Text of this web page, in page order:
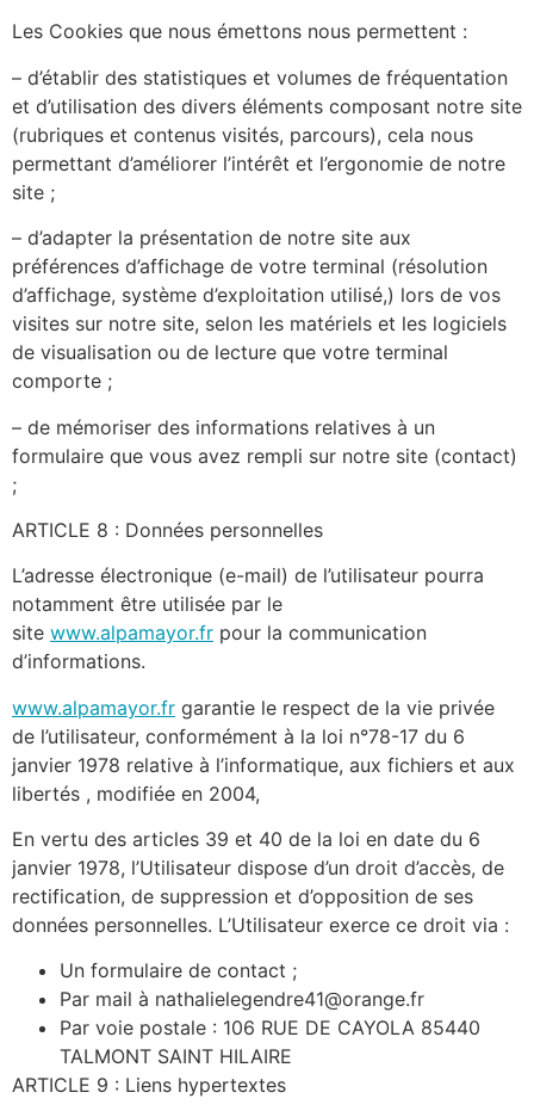
Les Cookies que nous émettons nous permettent :
– d’établir des statistiques et volumes de fréquentation
et d’utilisation des divers éléments composant notre site
(rubriques et contenus visités, parcours), cela nous
permettant d’améliorer l’intérêt et l’ergonomie de notre
site ;
– d’adapter la présentation de notre site aux
préférences d’affichage de votre terminal (résolution
d’affichage, système d’exploitation utilisé,) lors de vos
visites sur notre site, selon les matériels et les logiciels
de visualisation ou de lecture que votre terminal
comporte ;
– de mémoriser des informations relatives à un
formulaire que vous avez rempli sur notre site (contact)
;
ARTICLE 8 : Données personnelles
L’adresse électronique (e-mail) de l’utilisateur pourra
notamment être utilisée par le
site www.alpamayor.fr pour la communication
d’informations.
www.alpamayor.fr garantie le respect de la vie privée
de l’utilisateur, conformément à la loi n°78-17 du 6
janvier 1978 relative à l’informatique, aux fichiers et aux
libertés , modifiée en 2004,
En vertu des articles 39 et 40 de la loi en date du 6
janvier 1978, l’Utilisateur dispose d’un droit d’accès, de
rectification, de suppression et d’opposition de ses
données personnelles. L’Utilisateur exerce ce droit via :
Un formulaire de contact ;
Par mail à nathalielegendre41@orange.fr
Par voie postale : 106 RUE DE CAYOLA 85440
TALMONT SAINT HILAIRE
ARTICLE 9 : Liens hypertextes